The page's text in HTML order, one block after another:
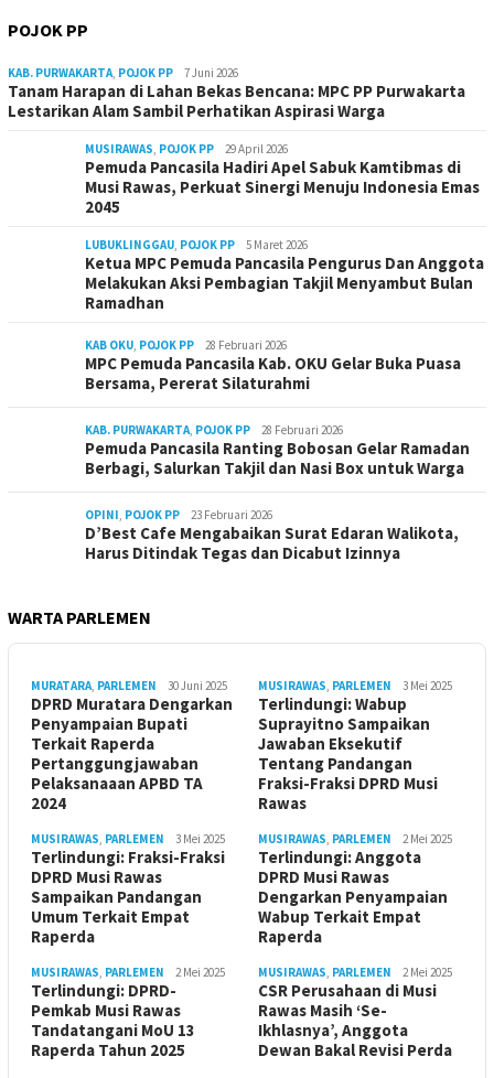
POJOK PP
KAB. PURWAKARTA, POJOK PP 7 Juni 2026
Tanam Harapan di Lahan Bekas Bencana: MPC PP Purwakarta
Lestarikan Alam Sambil Perhatikan Aspirasi Warga
MUSIRAWAS, POJOK PP 29 April 2026
Pemuda Pancasila Hadiri Apel Sabuk Kamtibmas di
Musi Rawas, Perkuat Sinergi Menuju Indonesia Emas
2045
LUBUKLINGGAU, POJOK PP 5 Maret 2026
Ketua MPC Pemuda Pancasila Pengurus Dan Anggota
Melakukan Aksi Pembagian Takjil Menyambut Bulan
Ramadhan
KAB OKU, POJOK PP 28 Februari 2026
MPC Pemuda Pancasila Kab. OKU Gelar Buka Puasa
Bersama, Pererat Silaturahmi
KAB. PURWAKARTA, POJOK PP 28 Februari 2026
Pemuda Pancasila Ranting Bobosan Gelar Ramadan
Berbagi, Salurkan Takjil dan Nasi Box untuk Warga
OPINI, POJOK PP 23 Februari 2026
D’Best Cafe Mengabaikan Surat Edaran Walikota,
Harus Ditindak Tegas dan Dicabut Izinnya
WARTA PARLEMEN
MURATARA, PARLEMEN 30 Juni 2025
DPRD Muratara Dengarkan
Penyampaian Bupati
Terkait Raperda
Pertanggungjawaban
Pelaksanaaan APBD TA
2024
MUSIRAWAS, PARLEMEN 3 Mei 2025
Terlindungi: Wabup
Suprayitno Sampaikan
Jawaban Eksekutif
Tentang Pandangan
Fraksi-Fraksi DPRD Musi
Rawas
MUSIRAWAS, PARLEMEN 3 Mei 2025
Terlindungi: Fraksi-Fraksi
DPRD Musi Rawas
Sampaikan Pandangan
Umum Terkait Empat
Raperda
MUSIRAWAS, PARLEMEN 2 Mei 2025
Terlindungi: Anggota
DPRD Musi Rawas
Dengarkan Penyampaian
Wabup Terkait Empat
Raperda
MUSIRAWAS, PARLEMEN 2 Mei 2025
Terlindungi: DPRD-
Pemkab Musi Rawas
Tandatangani MoU 13
Raperda Tahun 2025
MUSIRAWAS, PARLEMEN 2 Mei 2025
CSR Perusahaan di Musi
Rawas Masih ‘Se-
Ikhlasnya’, Anggota
Dewan Bakal Revisi Perda ‎